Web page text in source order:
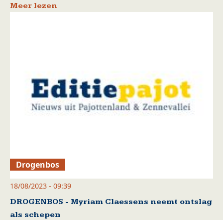
Meer lezen
Drogenbos
18/08/2023 - 09:39
DROGENBOS - Myriam Claessens neemt ontslag
als schepen